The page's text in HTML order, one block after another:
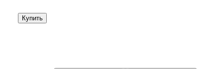
Купить